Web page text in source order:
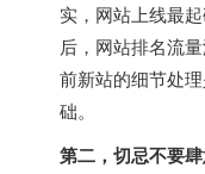
实，网站上线最
后，网站排名流
前新站的细节处
础。
第二，切忌不要肆